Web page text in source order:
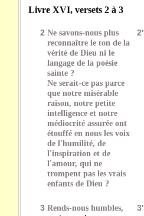
Livre XVI, versets 2 à 3
2 Ne savons-nous plus
reconnaître le ton de la
vérité de Dieu ni le
langage de la poésie
sainte ?
Ne serait-ce pas parce
que notre misérable
raison, notre petite
intelligence et notre
médiocrité assurée ont
étouffé en nous les voix
de l'humilité, de
l'inspiration et de
l'amour, qui ne
trompent pas les vrais
enfants de Dieu ?
2'
3 Rends-nous humbles,
3'